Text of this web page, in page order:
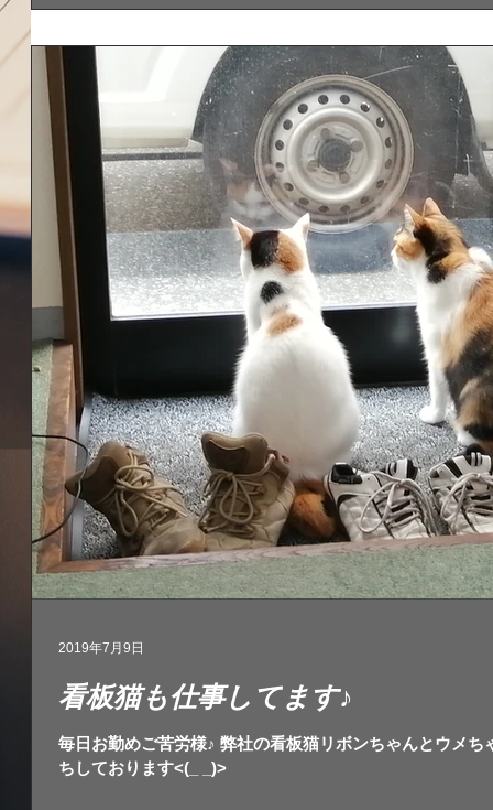
看板猫も仕事してます♪
毎日お勤めご苦労様♪ 弊社の看板猫リボンちゃんとウメ
ちしております<(_ _)>
2019年7月9日